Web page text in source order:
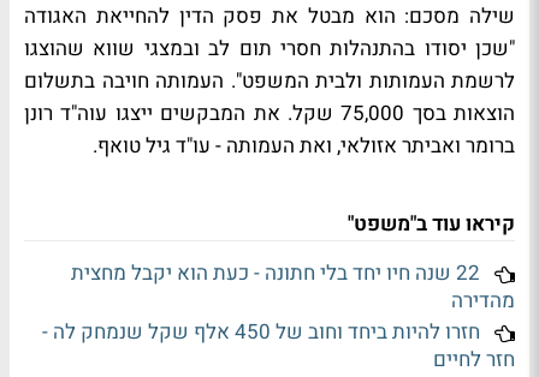
שילה מסכם: הוא מבטל את פסק הדין להחייאת האגודה
"שכן יסודו בהתנהלות חסרי תום לב ובמצגי שווא שהוצגו
לרשמת העמותות ולבית המשפט". העמותה חויבה בתשלום
הוצאות בסך 75,000 שקל. את המבקשים ייצגו עוה"ד רונן
ברומר ואביתר אזולאי, ואת העמותה - עו"ד גיל טואף.
קיראו עוד ב"משפט"
22 שנה חיו יחד בלי חתונה - כעת הוא יקבל מחצית
מהדירה
חזרו להיות ביחד וחוב של 450 אלף שקל שנמחק לה -
חזר לחיים